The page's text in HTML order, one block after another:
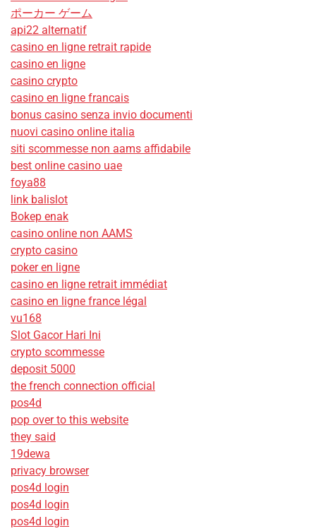
ポーカー ゲーム
api22 alternatif
casino en ligne retrait rapide
casino en ligne
casino crypto
casino en ligne francais
bonus casino senza invio documenti
nuovi casino online italia
siti scommesse non aams affidabile
best online casino uae
foya88
link balislot
Bokep enak
casino online non AAMS
crypto casino
poker en ligne
casino en ligne retrait immédiat
casino en ligne france légal
vu168
Slot Gacor Hari Ini
crypto scommesse
deposit 5000
the french connection official
pos4d
pop over to this website
they said
19dewa
privacy browser
pos4d login
pos4d login
pos4d login